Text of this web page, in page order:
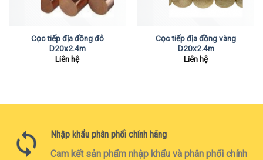
Cọc tiếp địa đồng đỏ
D20x2.4m
Liên hệ
Cọc tiếp địa đồng vàng
D20x2.4m
Liên hệ
Nhập khẩu phân phối chính hãng
Cam kết sản phẩm nhập khẩu và phân phối chính